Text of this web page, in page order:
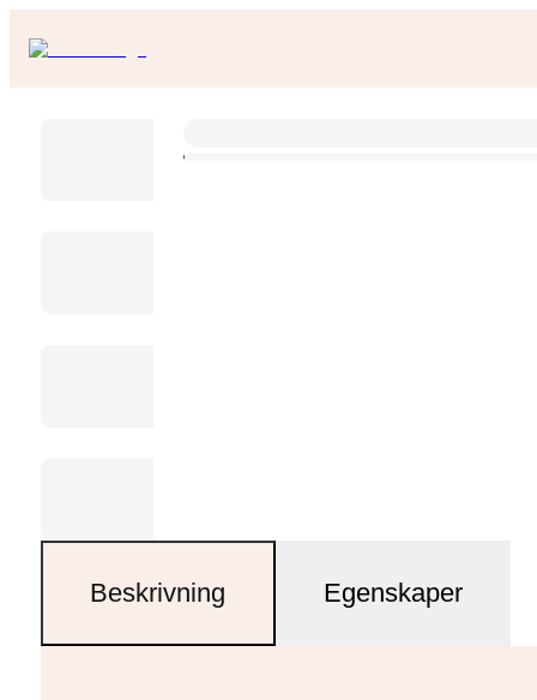
Beskrivning Egenskaper